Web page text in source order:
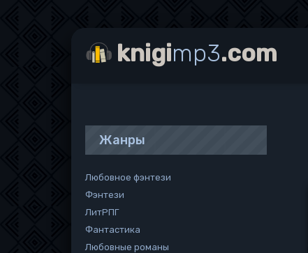
Жанры
Любовное фэнтези
Фэнтези
ЛитРПГ
Фантастика
Любовные романы
knigimp3.com